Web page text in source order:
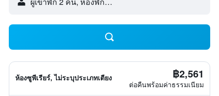
ห้องซูพีเรียร์, ไม่ระบุประเภทเตียง ฿2,561
ต่อคืนพร้อมค่าธรรมเนียม